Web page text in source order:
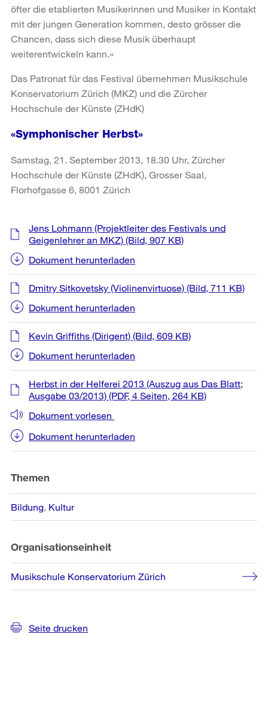
öfter die etablierten Musikerinnen und Musiker in Kontakt
mit der jungen Generation kommen, desto grösser die
Chancen, dass sich diese Musik überhaupt
weiterentwickeln kann.»
Das Patronat für das Festival übernehmen Musikschule
Konservatorium Zürich (MKZ) und die Zürcher
Hochschule der Künste (ZHdK)
«Symphonischer Herbst»
Samstag, 21. September 2013, 18.30 Uhr, Zürcher
Hochschule der Künste (ZHdK), Grosser Saal,
Florhofgasse 6, 8001 Zürich
Weitere
Informationen
Jens Lohmann (Projektleiter des Festivals und
Geigenlehrer an MKZ) (Bild, 907 KB)
Dokument herunterladen
Dmitry Sitkovetsky (Violinenvirtuose) (Bild, 711 KB)
Dokument herunterladen
Kevin Griffiths (Dirigent) (Bild, 609 KB)
Dokument herunterladen
Herbst in der Helferei 2013 (Auszug aus Das Blatt;
Ausgabe 03/2013) (PDF, 4 Seiten, 264 KB)
Dokument vorlesen
Dokument herunterladen
Themen
Bildung Kultur
Organisationseinheit
Musikschule Konservatorium Zürich
Seite drucken